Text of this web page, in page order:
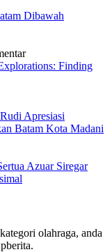
Dibawah
Finding
Apresiasi
Batam Kota Madani
Azuar Siregar
olahraga, anda